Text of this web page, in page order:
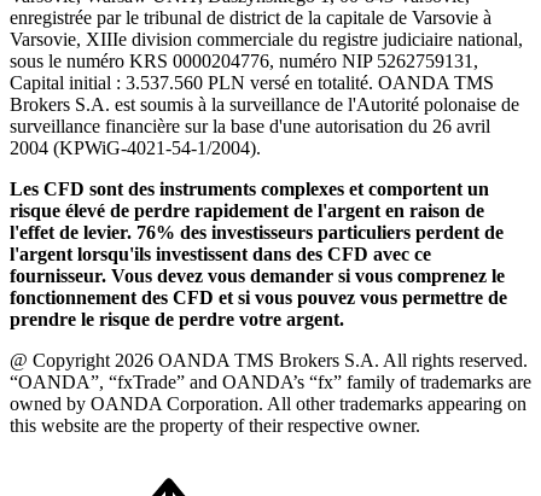
enregistrée par le tribunal de district de la capitale de Varsovie à
Varsovie, XIIIe division commerciale du registre judiciaire national,
sous le numéro KRS 0000204776, numéro NIP 5262759131,
Capital initial : 3.537.560 PLN versé en totalité. OANDA TMS
Brokers S.A. est soumis à la surveillance de l'Autorité polonaise de
surveillance financière sur la base d'une autorisation du 26 avril
2004 (KPWiG-4021-54-1/2004).
Les CFD sont des instruments complexes et comportent un
risque élevé de perdre rapidement de l'argent en raison de
l'effet de levier. 76% des investisseurs particuliers perdent de
l'argent lorsqu'ils investissent dans des CFD avec ce
fournisseur. Vous devez vous demander si vous comprenez le
fonctionnement des CFD et si vous pouvez vous permettre de
prendre le risque de perdre votre argent.
@ Copyright 2026 OANDA TMS Brokers S.A. All rights reserved.
“OANDA”, “fxTrade” and OANDA’s “fx” family of trademarks are
owned by OANDA Corporation. All other trademarks appearing on
this website are the property of their respective owner.